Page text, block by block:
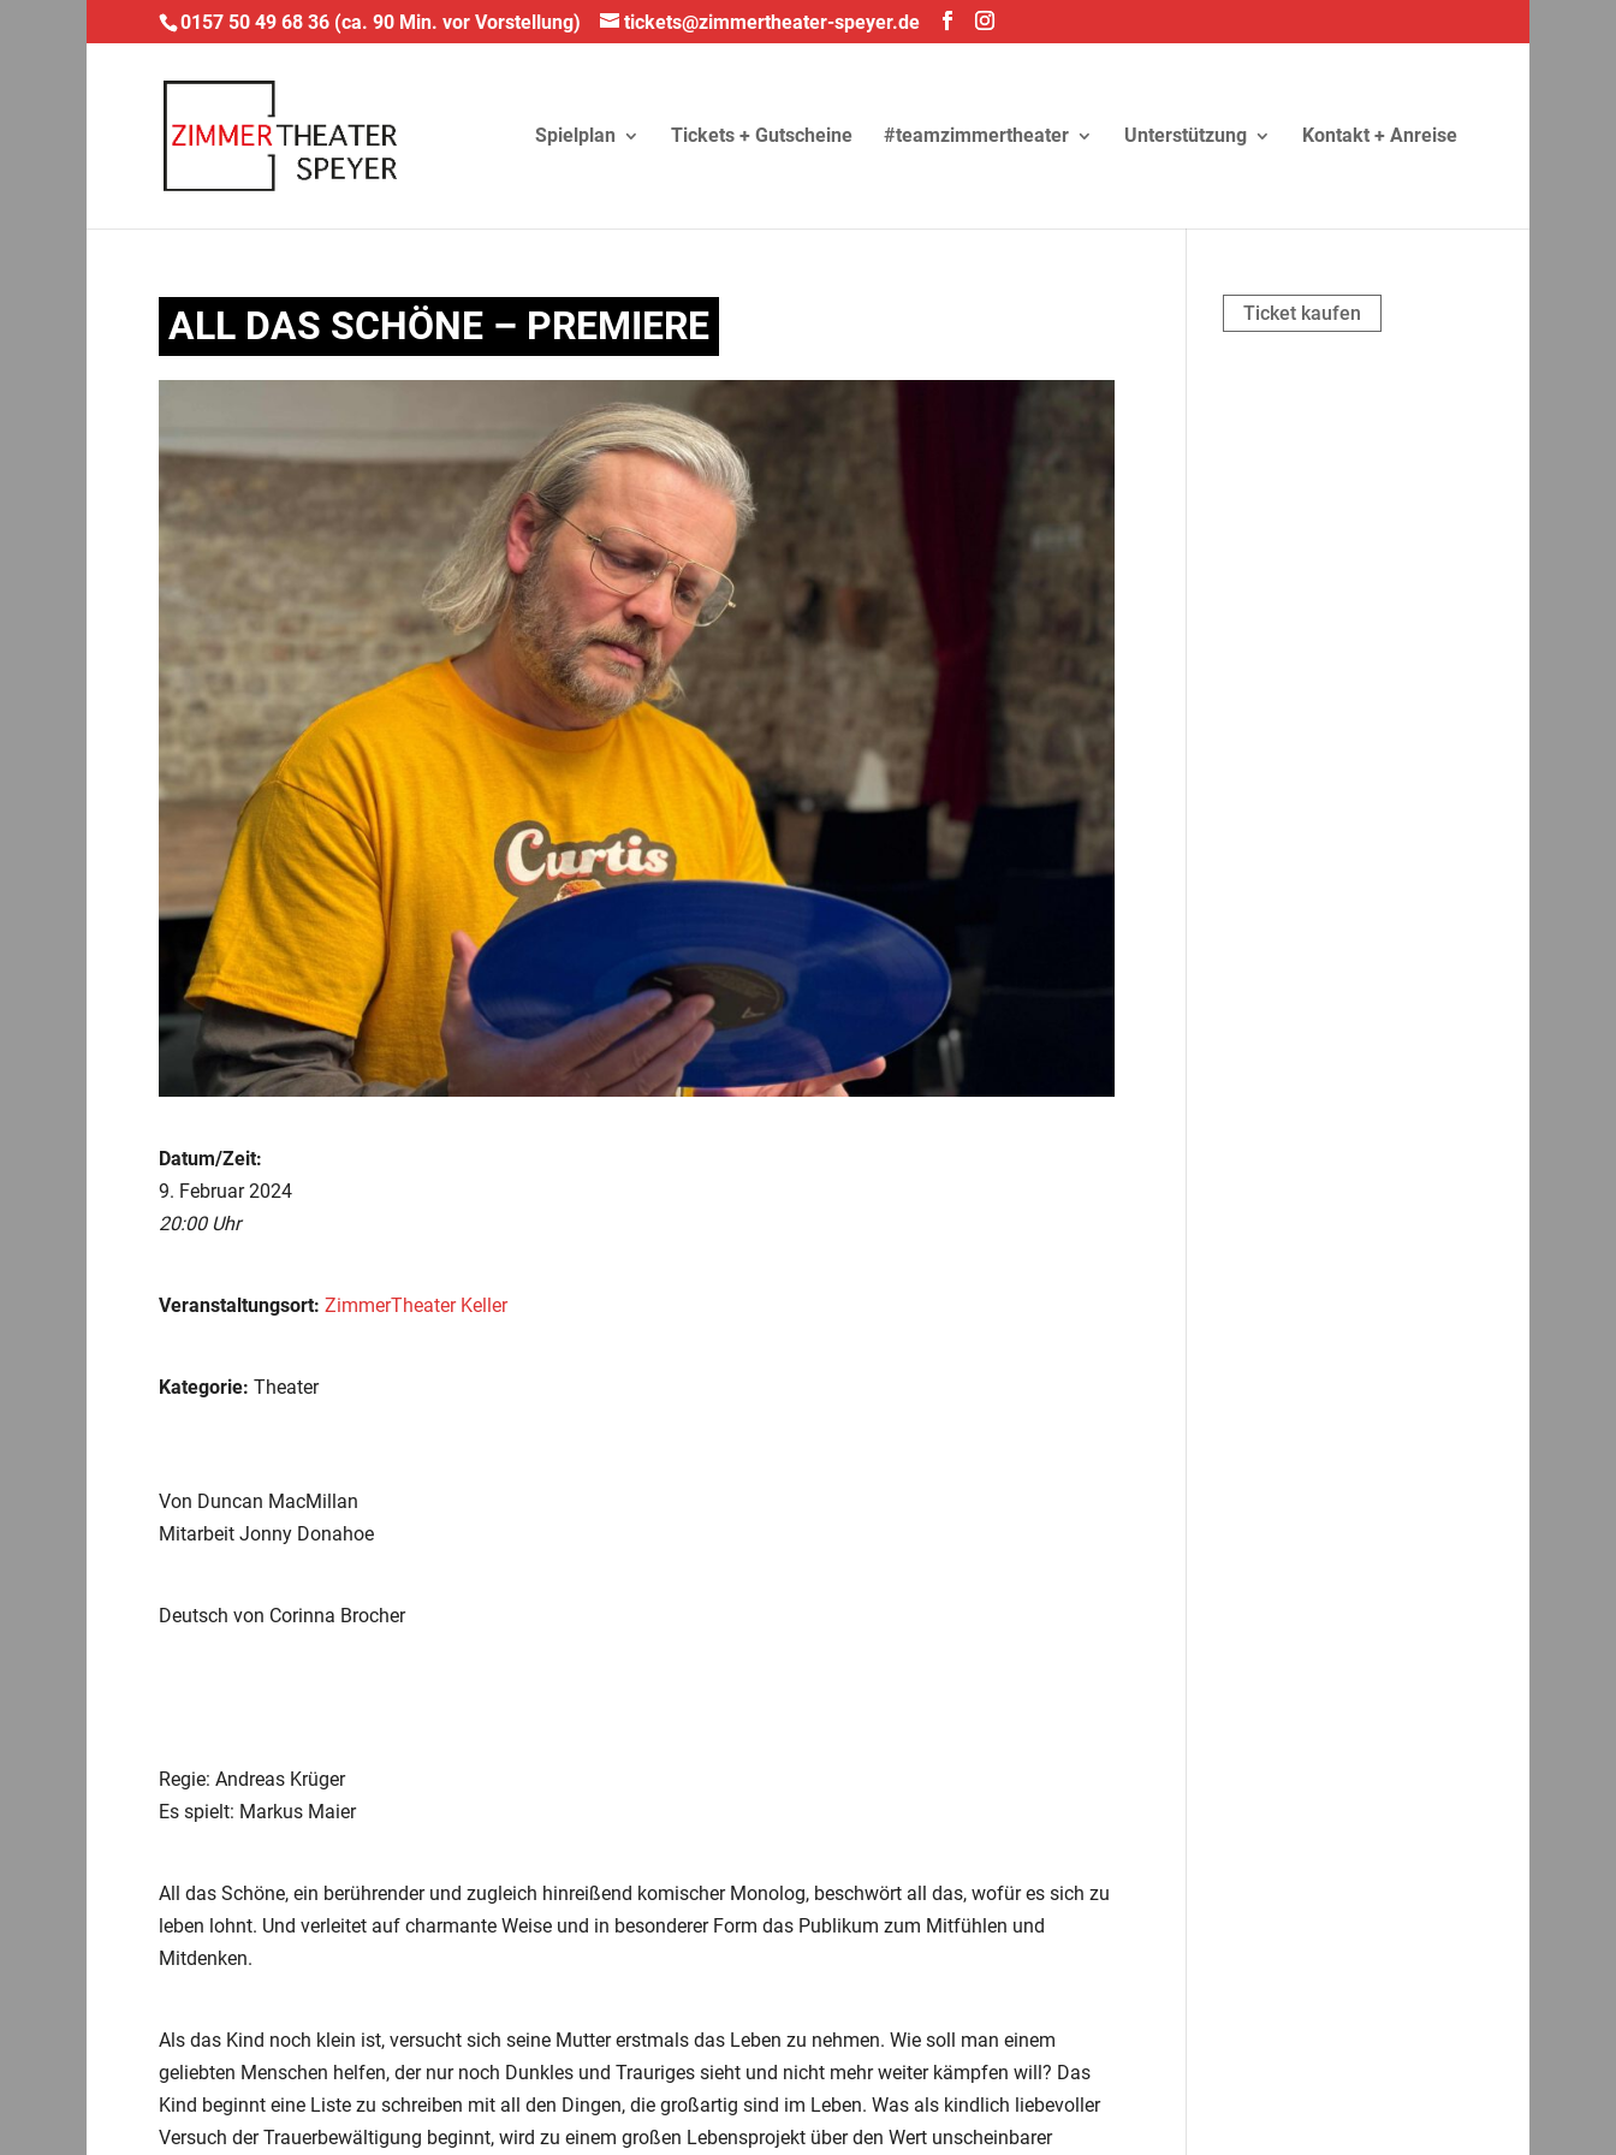
0157 50 49 68 36 (ca. 90 Min. vor Vorstellung) tickets@zimmertheater-speyer.de
Spielplan Tickets + Gutscheine #teamzimmertheater Unterstützung Kontakt + Anreise
ALL DAS SCHÖNE – PREMIERE
Datum/Zeit:
9. Februar 2024
20:00 Uhr
Veranstaltungsort: ZimmerTheater Keller
Kategorie: Theater
Von Duncan MacMillan
Mitarbeit Jonny Donahoe
Deutsch von Corinna Brocher
Regie: Andreas Krüger
Es spielt: Markus Maier
All das Schöne, ein berührender und zugleich hinreißend komischer Monolog, beschwört all das, wofür es sich zu
leben lohnt. Und verleitet auf charmante Weise und in besonderer Form das Publikum zum Mitfühlen und
Mitdenken.
Als das Kind noch klein ist, versucht sich seine Mutter erstmals das Leben zu nehmen. Wie soll man einem
geliebten Menschen helfen, der nur noch Dunkles und Trauriges sieht und nicht mehr weiter kämpfen will? Das
Kind beginnt eine Liste zu schreiben mit all den Dingen, die großartig sind im Leben. Was als kindlich liebevoller
Versuch der Trauerbewältigung beginnt, wird zu einem großen Lebensprojekt über den Wert unscheinbarer
Ticket kaufen